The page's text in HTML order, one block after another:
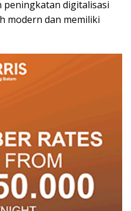
digitalisasi
modern dan memiliki